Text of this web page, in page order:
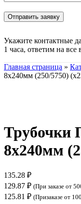
Укажите контактные
1 часа, ответим на
Главная страница »
8х240мм (250/5750)
8х240мм
135.28 ₽
129.87 ₽ (При заказе от
125.81 ₽ (Призаказе от